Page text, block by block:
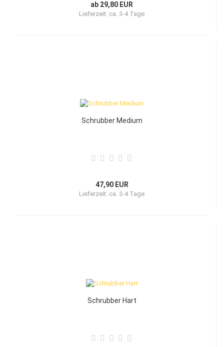
ab 29,80 EUR
Lieferzeit: ca. 3-4 Tage
Schrubber Medium
47,90 EUR
Lieferzeit: ca. 3-4 Tage
Schrubber Hart